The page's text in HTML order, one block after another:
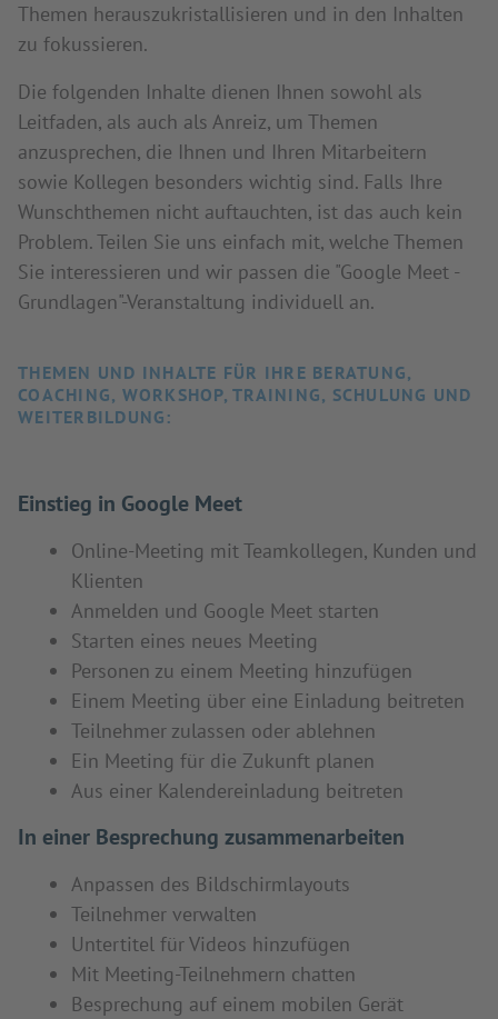
Themen herauszukristallisieren und in den Inhalten
zu fokussieren.
Die folgenden Inhalte dienen Ihnen sowohl als
Leitfaden, als auch als Anreiz, um Themen
anzusprechen, die Ihnen und Ihren Mitarbeitern
sowie Kollegen besonders wichtig sind. Falls Ihre
Wunschthemen nicht auftauchten, ist das auch kein
Problem. Teilen Sie uns einfach mit, welche Themen
Sie interessieren und wir passen die "Google Meet -
Grundlagen"-Veranstaltung individuell an.
THEMEN UND INHALTE FÜR IHRE BERATUNG,
COACHING, WORKSHOP, TRAINING, SCHULUNG UND
WEITERBILDUNG:
Einstieg in Google Meet
Online-Meeting mit Teamkollegen, Kunden und
Klienten
Anmelden und Google Meet starten
Starten eines neues Meeting
Personen zu einem Meeting hinzufügen
Einem Meeting über eine Einladung beitreten
Teilnehmer zulassen oder ablehnen
Ein Meeting für die Zukunft planen
Aus einer Kalendereinladung beitreten
In einer Besprechung zusammenarbeiten
Anpassen des Bildschirmlayouts
Teilnehmer verwalten
Untertitel für Videos hinzufügen
Mit Meeting-Teilnehmern chatten
Besprechung auf einem mobilen Gerät